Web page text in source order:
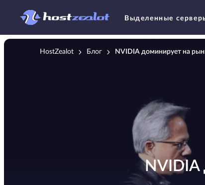
Выделенные
HostZealot Блог NVIDIA доминирует на